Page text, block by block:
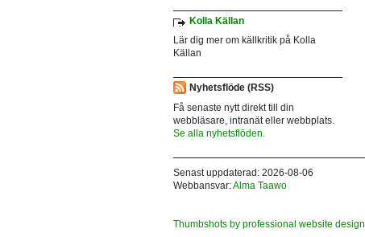
Kolla Källan
Lär dig mer om källkritik på Kolla
Källan
Nyhetsflöde (RSS)
Få senaste nytt direkt till din
webbläsare, intranät eller webbplats.
Se alla nyhetsflöden.
Senast uppdaterad: 2026-08-06
Webbansvar:Alma Taawo
Thumbshots by professional website design